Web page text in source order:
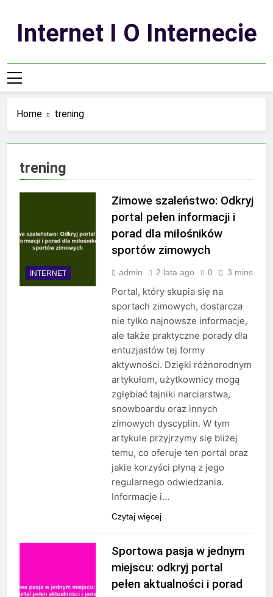
contentInternet I O Internecie
Home trening
trening
INTERNET
Zimowe szaleństwo: Odkryj
portal pełen informacji i
porad dla miłośników
sportów zimowych
admin 2 lata ago 0 3 mins
Portal, który skupia się na
sportach zimowych, dostarcza
nie tylko najnowsze informacje,
ale także praktyczne porady dla
entuzjastów tej formy
aktywności. Dzięki różnorodnym
artykułom, użytkownicy mogą
zgłębiać tajniki narciarstwa,
snowboardu oraz innych
zimowych dyscyplin. W tym
artykule przyjrzymy się bliżej
temu, co oferuje ten portal oraz
jakie korzyści płyną z jego
regularnego odwiedzania.
Informacje i…
Czytaj więcej
Sportowa pasja w jednym
miejscu: odkryj portal
pełen aktualności i porad